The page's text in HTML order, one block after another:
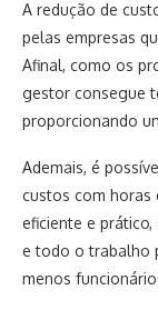
A redução de
pelas empresas
Afinal, como os
gestor consegue
proporcionando
Ademais, é
custos com horas
eficiente e prático,
e todo o trabalho
menos